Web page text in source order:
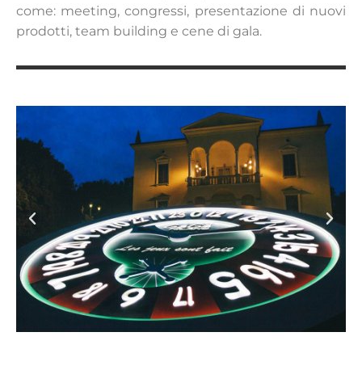
come: meeting, congressi, presentazione di nuovi
prodotti, team building e cene di gala.